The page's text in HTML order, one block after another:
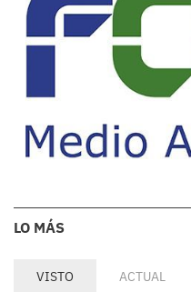
LO MÁS
VISTO ACTUAL